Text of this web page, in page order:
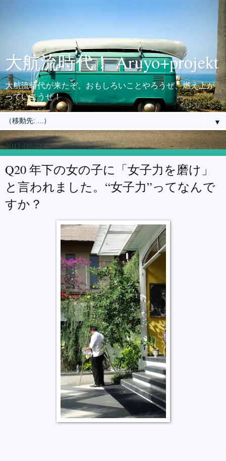
大航流時代！ Aruyo+projekt
大航流時代が来たぞ。おもしろいことやろうぜ、燃え上が
っていこうぜ！
▼
2011-09-21
Q20 年下の女の子に「女子力を磨け」
と言われました。“女子力”ってなんで
すか？